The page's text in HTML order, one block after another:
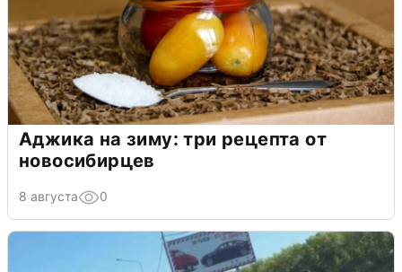
Аджика на зиму: три рецепта от
новосибирцев
8 августа 0